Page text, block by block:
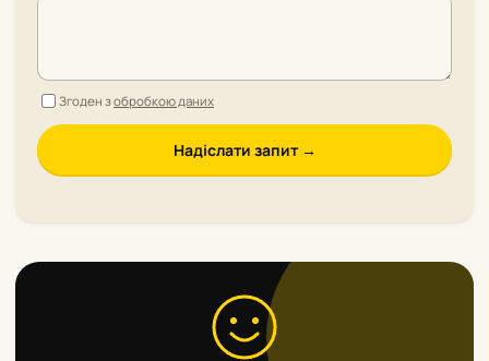
Згоден зобробкою даних
Надіслати запит →